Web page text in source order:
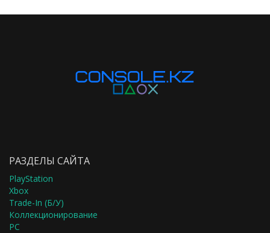
РАЗДЕЛЫ САЙТА
PlayStation
Xbox
Trade-In (Б/У)
Коллекционирование
PC